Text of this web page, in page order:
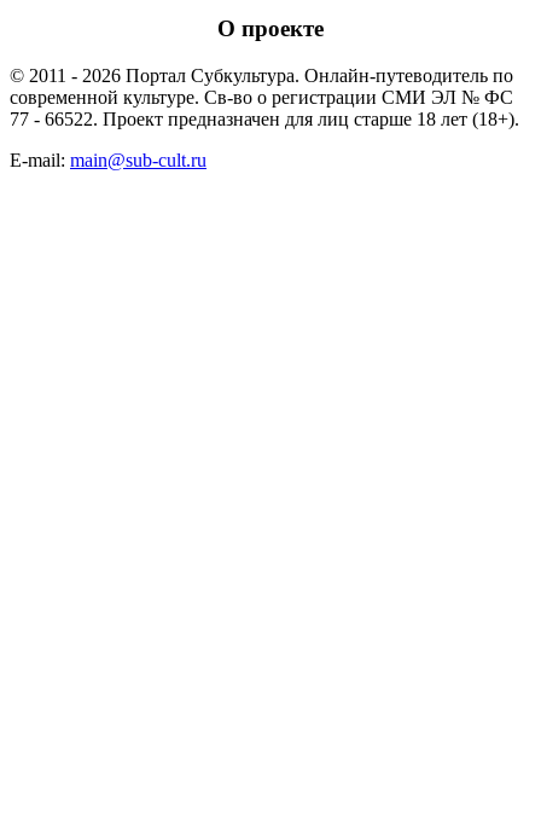
О проекте
© 2011 - 2026 Портал Субкультура. Онлайн-путеводитель по
современной культуре. Св-во о регистрации СМИ ЭЛ № ФС
77 - 66522. Проект предназначен для лиц старше 18 лет (18+).
E-mail: main@sub-cult.ru